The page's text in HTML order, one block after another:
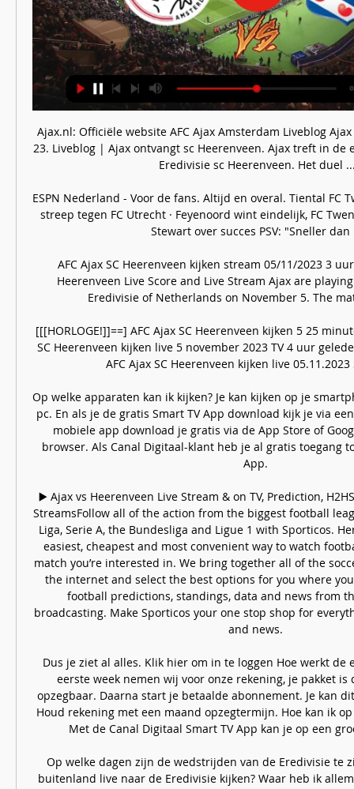
Ajax.nl: Officiële website AFC Ajax Amsterdam Liveblog
23. Liveblog | Ajax ontvangt sc Heerenveen. Ajax treft in de
Eredivisie sc Heerenveen. Het duel
ESPN Nederland - Voor de fans. Altijd en overal. Tiental FC
streep tegen FC Utrecht · Feyenoord wint eindelijk, FC
Stewart over succes PSV: "Sneller dan
AFC Ajax SC Heerenveen kijken stream 05/11/2023 3
Heerenveen Live Score and Live Stream Ajax are
Eredivisie of Netherlands on November 5. The
[[[HORLOGE!]]==] AFC Ajax SC Heerenveen kijken 5 25
SC Heerenveen kijken live 5 november 2023 TV 4 uur
AFC Ajax SC Heerenveen kijken live
Op welke apparaten kan ik kijken? Je kan kijken op je
pc. En als je de gratis Smart TV App download kijk je via
mobiele app download je gratis via de App Store of
browser. Als Canal Digitaal-klant heb je al gratis toegang
App.
▶️ Ajax vs Heerenveen Live Stream & on TV, Prediction,
StreamsFollow all of the action from the biggest football
Liga, Serie A, the Bundesliga and Ligue 1 with Sporticos.
easiest, cheapest and most convenient way to watch
match you’re interested in. We bring together all of the
the internet and select the best options for you where
football predictions, standings, data and news from
broadcasting. Make Sporticos your one stop shop for
and news.
Dus je ziet al alles. Klik hier om in te loggen Hoe werkt de
eerste week nemen wij voor onze rekening, je pakket
opzegbaar. Daarna start je betaalde abonnement. Je kan
Houd rekening met een maand opzegtermijn. Hoe kan ik
Met de Canal Digitaal Smart TV App kan je op een
Op welke dagen zijn de wedstrijden van de Eredivisie te
buitenland live naar de Eredivisie kijken? Waar heb ik